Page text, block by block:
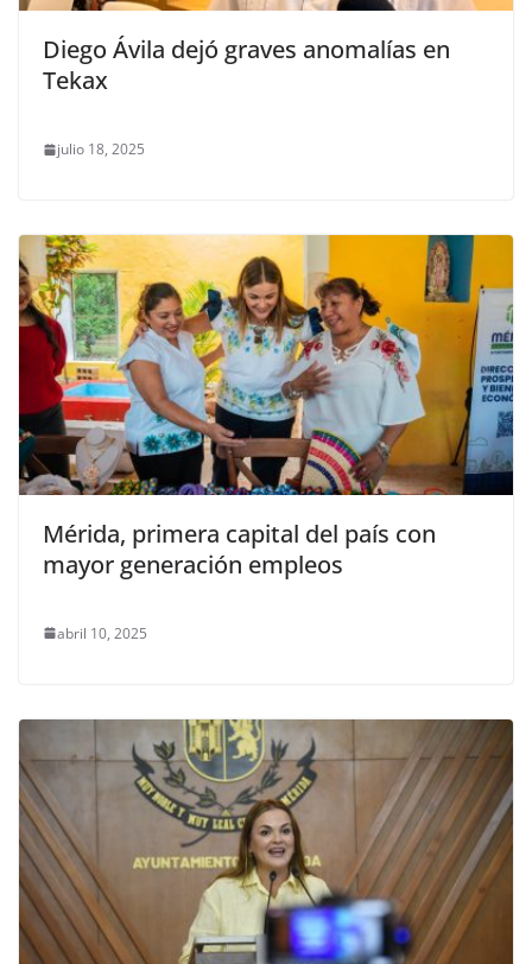
Diego Ávila dejó graves anomalías en
Tekax
julio 18, 2025
Mérida, primera capital del país con
mayor generación empleos
abril 10, 2025